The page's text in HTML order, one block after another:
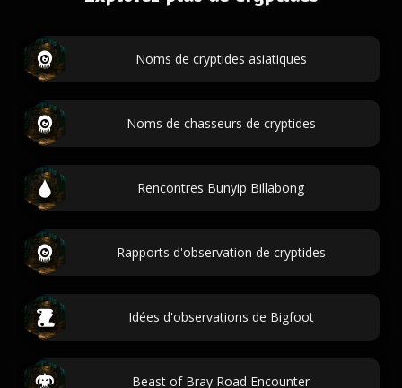
Noms de cryptides asiatiques
Noms de chasseurs de cryptides
Rencontres Bunyip Billabong
Rapports d'observation de cryptides
Idées d'observations de Bigfoot
Beast of Bray Road Encounter